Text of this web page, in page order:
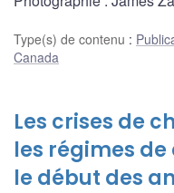
Type(s) de contenu :
Canada
Les crises de
les régimes
le début des